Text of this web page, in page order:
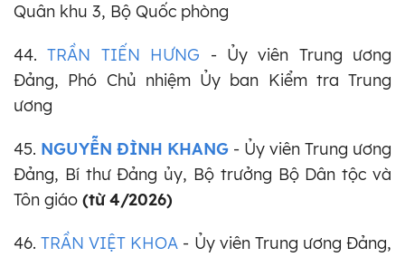
Quân khu 3, Bộ Quốc phòng
44.TRẦN TIẾN HƯNG - Ủy viên Trung ương
Đảng, Phó Chủ nhiệm Ủy ban Kiểm tra Trung
ương
45. NGUYỄN ĐÌNH KHANG - Ủy viên Trung ương
Đảng, Bí thư Đảng ủy, Bộ trưởng Bộ Dân tộc và
Tôn giáo (từ 4/2026)
46.TRẦN VIỆT KHOA - Ủy viên Trung ương Đảng,